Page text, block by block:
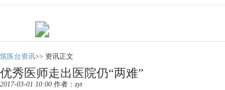
筑医台资讯>> 资讯正文
优秀医师走出医院仍“两难”
2017-03-01 10:00 作者： zyt